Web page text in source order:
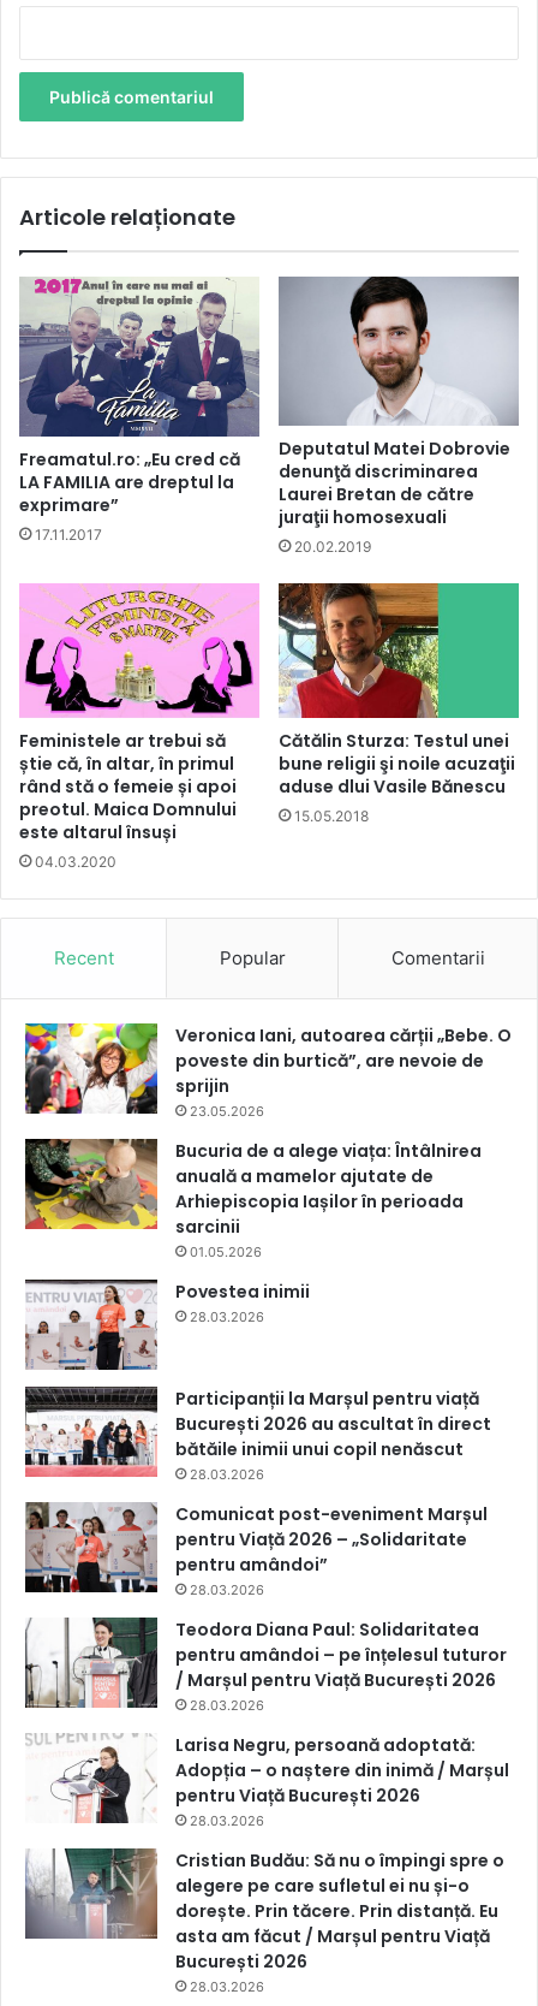
Articole relaționate
Freamatul.ro: „Eu cred că
LA FAMILIA are dreptul la
exprimare”
17.11.2017
Deputatul Matei Dobrovie
denunţă discriminarea
Laurei Bretan de către
juraţii homosexuali
20.02.2019
Feministele ar trebui să
știe că, în altar, în primul
rând stă o femeie și apoi
preotul. Maica Domnului
este altarul însuși
04.03.2020
Cătălin Sturza: Testul unei
bune religii şi noile acuzaţii
aduse dlui Vasile Bănescu
15.05.2018
Recent Popular Comentarii
Veronica Iani, autoarea cărții „Bebe. O
poveste din burtică”, are nevoie de
sprijin
23.05.2026
Bucuria de a alege viața: Întâlnirea
anuală a mamelor ajutate de
Arhiepiscopia Iașilor în perioada
sarcinii
01.05.2026
Povestea inimii
28.03.2026
Participanții la Marșul pentru viață
București 2026 au ascultat în direct
bătăile inimii unui copil nenăscut
28.03.2026
Comunicat post-eveniment Marșul
pentru Viață 2026 – „Solidaritate
pentru amândoi”
28.03.2026
Teodora Diana Paul: Solidaritatea
pentru amândoi – pe înțelesul tuturor
/ Marșul pentru Viață București 2026
28.03.2026
Larisa Negru, persoană adoptată:
Adopția – o naștere din inimă / Marșul
pentru Viață București 2026
28.03.2026
Cristian Budău: Să nu o împingi spre o
alegere pe care sufletul ei nu și-o
dorește. Prin tăcere. Prin distanță. Eu
asta am făcut / Marșul pentru Viață
București 2026
28.03.2026